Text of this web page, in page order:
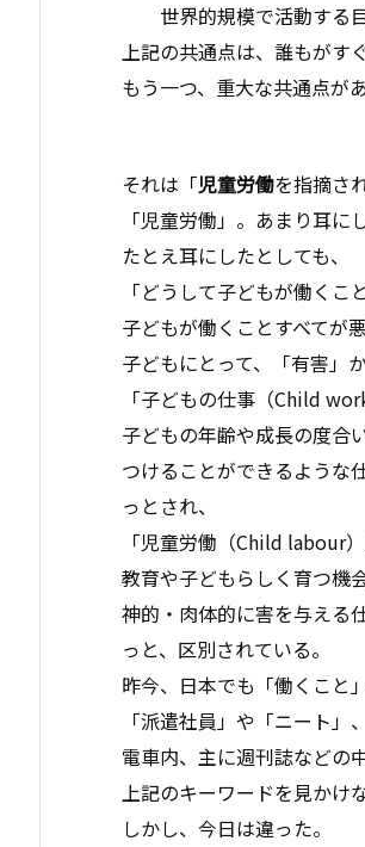
世界的規模で活動する巨
上記の共通点は、誰もがす
もう一つ、重大な共通点があ
それは「児童労働を指摘さ
「児童労働」。あまり耳に
たとえ耳にしたとしても、
「どうして子どもが働くこ
子どもが働くことすべてが
子どもにとって、「有害」
「子どもの仕事（Child
子どもの年齢や成長の度合
つけることができるような
っとされ、
「児童労働（Child labour）
教育や子どもらしく育つ機
神的・肉体的に害を与える仕
っと、区別されている。
昨今、日本でも「働くこと
「派遣社員」や「ニート」
電車内、主に週刊誌などの
上記のキーワードを見かけ
しかし、今日は違った。